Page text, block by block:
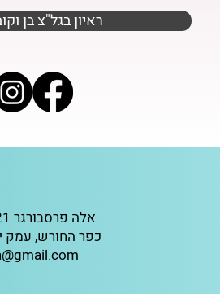
'ראיון בגל"צ בן
אלה פרסבורגר 058-7800021
כפר החורש, עמק